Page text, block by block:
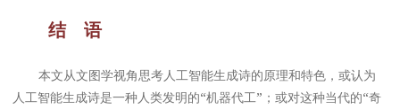
结 语
本文从文图学视角思考人工智能生成诗的原理和特色，或认为
人工智能生成诗是一种人类发明的“机器代工”；或对这种当代的“奇